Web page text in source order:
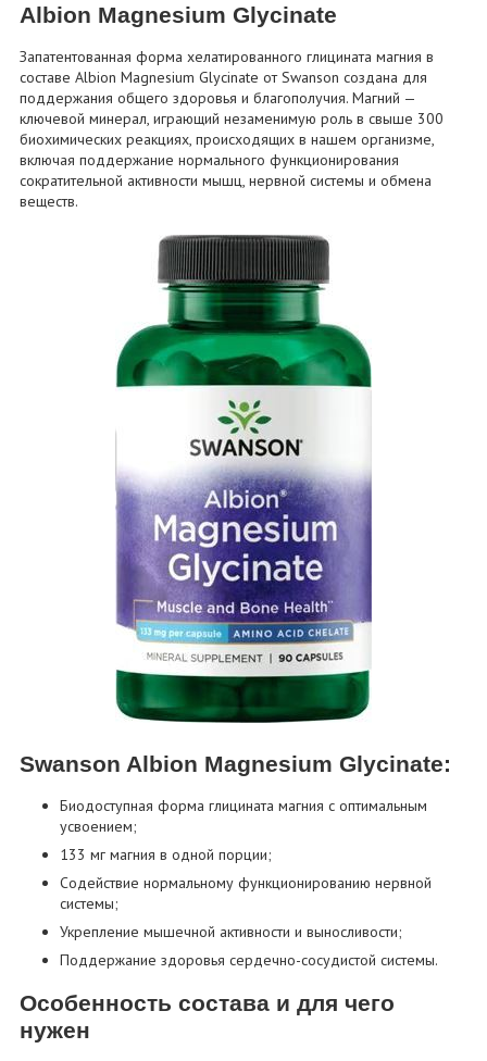
Albion Magnesium Glycinate
Запатентованная форма хелатированного глицината магния в
составе Albion Magnesium Glycinate от Swanson создана для
поддержания общего здоровья и благополучия. Магний —
ключевой минерал, играющий незаменимую роль в свыше 300
биохимических реакциях, происходящих в нашем организме,
включая поддержание нормального функционирования
сократительной активности мышц, нервной системы и обмена
веществ.
Swanson Albion Magnesium Glycinate:
Биодоступная форма глицината магния с оптимальным
усвоением;
133 мг магния в одной порции;
Содействие нормальному функционированию нервной
системы;
Укрепление мышечной активности и выносливости;
Поддержание здоровья сердечно-сосудистой системы.
Особенность состава и для чего
нужен